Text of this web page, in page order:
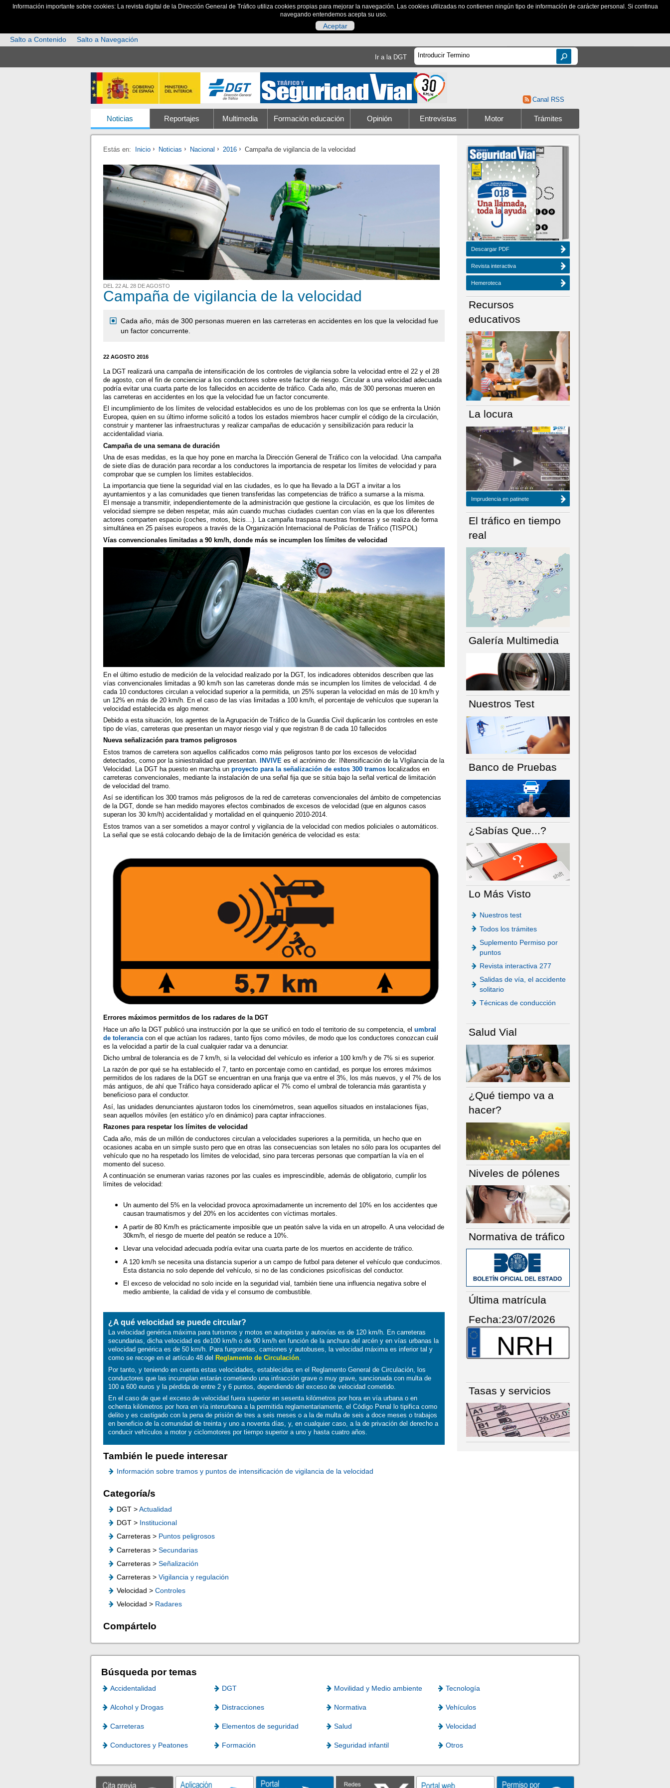
Información importante sobre cookies: La revista digital de la Dirección General de Tráfico utiliza cookies propias para mejorar la navegación. Las cookies utilizadas no contienen ningún tipo de información de carácter personal. Si continua
navegando entendemos acepta su uso.
Aceptar
Salto a Contenido
Salto a Navegación
Ir a la DGT
Canal RSS
Noticias Reportajes Multimedia Formación educación Opinión Entrevistas Motor Trámites
Estás en: Inicio Noticias Nacional 2016 Campaña de vigilancia de la velocidad
DEL 22 AL 28 DE AGOSTO
Campaña de vigilancia de la velocidad
Cada año, más de 300 personas mueren en las carreteras en accidentes en los que la velocidad fue
un factor concurrente.
22 AGOSTO 2016
La DGT realizará una campaña de intensificación de los controles de vigilancia sobre la velocidad entre el 22 y el 28
de agosto, con el fin de concienciar a los conductores sobre este factor de riesgo. Circular a una velocidad adecuada
podría evitar una cuarta parte de los fallecidos en accidente de tráfico. Cada año, más de 300 personas mueren en
las carreteras en accidentes en los que la velocidad fue un factor concurrente.
El incumplimiento de los límites de velocidad establecidos es uno de los problemas con los que se enfrenta la Unión
Europea, quien en su último informe solicitó a todos los estados miembros hacer cumplir el código de la circulación,
construir y mantener las infraestructuras y realizar campañas de educación y sensibilización para reducir la
accidentalidad viaria.
Campaña de una semana de duración
Una de esas medidas, es la que hoy pone en marcha la Dirección General de Tráfico con la velocidad. Una campaña
de siete días de duración para recordar a los conductores la importancia de respetar los límites de velocidad y para
comprobar que se cumplen los límites establecidos.
La importancia que tiene la seguridad vial en las ciudades, es lo que ha llevado a la DGT a invitar a los
ayuntamientos y a las comunidades que tienen transferidas las competencias de tráfico a sumarse a la misma.
El mensaje a transmitir, independientemente de la administración que gestione la circulación, es que los límites de
velocidad siempre se deben respetar, más aún cuando muchas ciudades cuentan con vías en la que los diferentes
actores comparten espacio (coches, motos, bicis…). La campaña traspasa nuestras fronteras y se realiza de forma
simultánea en 25 países europeos a través de la Organización Internacional de Policías de Tráfico (TISPOL)
Vías convencionales limitadas a 90 km/h, donde más se incumplen los límites de velocidad
En el último estudio de medición de la velocidad realizado por la DGT, los indicadores obtenidos describen que las
vías convencionales limitadas a 90 km/h son las carreteras donde más se incumplen los límites de velocidad. 4 de
cada 10 conductores circulan a velocidad superior a la permitida, un 25% superan la velocidad en más de 10 km/h y
un 12% en más de 20 km/h. En el caso de las vías limitadas a 100 km/h, el porcentaje de vehículos que superan la
velocidad establecida es algo menor.
Debido a esta situación, los agentes de la Agrupación de Tráfico de la Guardia Civil duplicarán los controles en este
tipo de vías, carreteras que presentan un mayor riesgo vial y que registran 8 de cada 10 fallecidos
Nueva señalización para tramos peligrosos
Estos tramos de carretera son aquellos calificados como más peligrosos tanto por los excesos de velocidad
detectados, como por la siniestralidad que presentan.INVIVE es el acrónimo de: INtensificación de la VIgilancia de la
Velocidad. La DGT ha puesto en marcha unproyecto para la señalización de estos 300 tramoslocalizados en
carreteras convencionales, mediante la instalación de una señal fija que se sitúa bajo la señal vertical de limitación
de velocidad del tramo.
Así se identifican los 300 tramos más peligrosos de la red de carreteras convencionales del ámbito de competencias
de la DGT, donde se han medido mayores efectos combinados de excesos de velocidad (que en algunos casos
superan los 30 km/h) accidentalidad y mortalidad en el quinquenio 2010-2014.
Estos tramos van a ser sometidos a mayor control y vigilancia de la velocidad con medios policiales o automáticos.
La señal que se está colocando debajo de la de limitación genérica de velocidad es esta:
Errores máximos permitdos de los radares de la DGT
Hace un año la DGT publicó una instrucción por la que se unificó en todo el territorio de su competencia, elumbral
de tolerancia con el que actúan los radares, tanto fijos como móviles, de modo que los conductores conozcan cuál
es la velocidad a partir de la cual cualquier radar va a denunciar.
Dicho umbral de tolerancia es de 7 km/h, si la velocidad del vehículo es inferior a 100 km/h y de 7% si es superior.
La razón de por qué se ha establecido el 7, tanto en porcentaje como en cantidad, es porque los errores máximos
permitidos de los radares de la DGT se encuentran en una franja que va entre el 3%, los más nuevos, y el 7% de los
más antiguos, de ahí que Tráfico haya considerado aplicar el 7% como el umbral de tolerancia más garantista y
beneficioso para el conductor.
Así, las unidades denunciantes ajustaron todos los cinemómetros, sean aquellos situados en instalaciones fijas,
sean aquellos móviles (en estático y/o en dinámico) para captar infracciones.
Razones para respetar los límites de velocidad
Cada año, más de un millón de conductores circulan a velocidades superiores a la permitida, un hecho que en
ocasiones acaba en un simple susto pero que en otras las consecuencias son letales no sólo para los ocupantes del
vehículo que no ha respetado los límites de velocidad, sino para terceras personas que compartían la vía en el
momento del suceso.
A continuación se enumeran varias razones por las cuales es imprescindible, además de obligatorio, cumplir los
límites de velocidad:
Un aumento del 5% en la velocidad provoca aproximadamente un incremento del 10% en los accidentes que
causan traumatismos y del 20% en los accidentes con víctimas mortales.
A partir de 80 Km/h es prácticamente imposible que un peatón salve la vida en un atropello. A una velocidad de
30km/h, el riesgo de muerte del peatón se reduce a 10%.
Llevar una velocidad adecuada podría evitar una cuarta parte de los muertos en accidente de tráfico.
A 120 km/h se necesita una distancia superior a un campo de futbol para detener el vehículo que conducimos.
Esta distancia no solo depende del vehículo, si no de las condiciones psicofísicas del conductor.
El exceso de velocidad no solo incide en la seguridad vial, también tiene una influencia negativa sobre el
medio ambiente, la calidad de vida y el consumo de combustible.
¿A qué velocidad se puede circular?
La velocidad genérica máxima para turismos y motos en autopistas y autovías es de 120 km/h. En carreteras
secundarias, dicha velocidad es de100 km/h o de 90 km/h en función de la anchura del arcén y en vías urbanas la
velocidad genérica es de 50 km/h. Para furgonetas, camiones y autobuses, la velocidad máxima es inferior tal y
como se recoge en el artículo 48 del Reglamento de Circulación.
Por tanto, y teniendo en cuenta estas velocidades, establecidas en el Reglamento General de Circulación, los
conductores que las incumplan estarán cometiendo una infracción grave o muy grave, sancionada con multa de
100 a 600 euros y la pérdida de entre 2 y 6 puntos, dependiendo del exceso de velocidad cometido.
En el caso de que el exceso de velocidad fuera superior en sesenta kilómetros por hora en vía urbana o en
ochenta kilómetros por hora en vía interurbana a la permitida reglamentariamente, el Código Penal lo tipifica como
delito y es castigado con la pena de prisión de tres a seis meses o a la de multa de seis a doce meses o trabajos
en beneficio de la comunidad de treinta y uno a noventa días, y, en cualquier caso, a la de privación del derecho a
conducir vehículos a motor y ciclomotores por tiempo superior a uno y hasta cuatro años.
También le puede interesar
Información sobre tramos y puntos de intensificación de vigilancia de la velocidad
Categoría/s
DGT >Actualidad
DGT > Institucional
Carreteras > Puntos peligrosos
Carreteras >Secundarias
Carreteras >Señalización
Carreteras >Vigilancia y regulación
Velocidad >Controles
Velocidad > Radares
Compártelo
NÚMERO ACTUAL HEMEROTECA
Descargar PDF
Revista interactiva
Hemeroteca
Recursos
educativos
La locura
Imprudencia en patinete
El tráfico en tiempo
real
Galería Multimedia
Nuestros Test
Banco de Pruebas
¿Sabías Que...?
Lo Más Visto
Nuestros test
Todos los trámites
Suplemento Permiso por
puntos
Revista interactiva 277
Salidas de vía, el accidente
solitario
Técnicas de conducción
Salud Vial
¿Qué tiempo va a
hacer?
Niveles de pólenes
Normativa de tráfico
Última matrícula
Fecha:23/07/2026
NRH
Tasas y servicios
Búsqueda por temas
Accidentalidad DGT Movilidad y Medio ambiente Tecnología
Alcohol y Drogas Distracciones Normativa Vehículos
Carreteras Elementos de seguridad Salud Velocidad
Conductores y Peatones Formación Seguridad infantil Otros